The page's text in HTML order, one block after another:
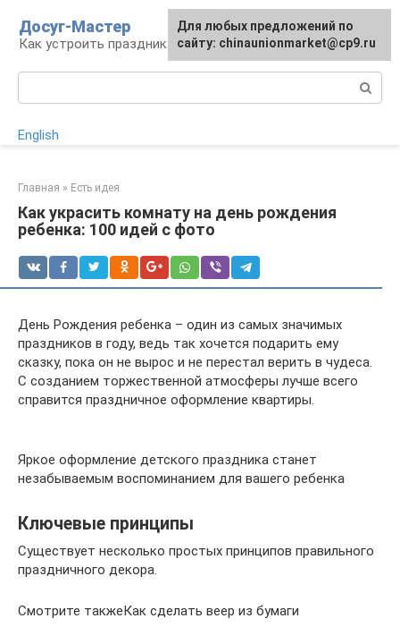
контенту
Досуг-Мастер
Как устроить праздник
English
Главная » Есть идея
Как украсить комнату на день рождения
ребенка: 100 идей с фото
День Рождения ребенка – один из самых значимых
праздников в году, ведь так хочется подарить ему
сказку, пока он не вырос и не перестал верить в чудеса.
С созданием торжественной атмосферы лучше всего
справится праздничное оформление квартиры.
Яркое оформление детского праздника станет
незабываемым воспоминанием для вашего ребенка
Ключевые принципы
Существует несколько простых принципов правильного
праздничного декора.
Смотрите такжеКак сделать веер из бумаги
Для любых предложений по
сайту: chinaunionmarket@cp9.ru
Для любых предложений по
сайту: chinaunionmarket@cp9.ru